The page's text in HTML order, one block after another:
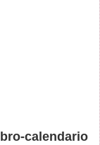
calendario